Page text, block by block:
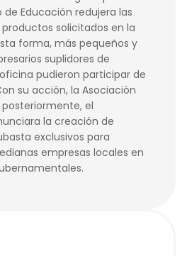
Educación redujera las
solicitados en la
forma, más pequeños y
suplidores de
pudieron participar de
su acción, la Asociación
el
la creación de
exclusivos para
empresas locales en